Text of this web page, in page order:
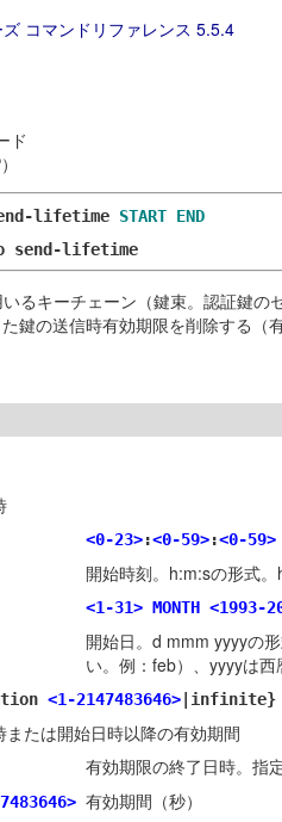
コマンドリファレンス 5.5.4
ド
lifetime START END
send-lifetime
るキーチェーン（鍵束。認証鍵
鍵の送信時有効期限を削除する（
<0-23>:<0-59>:<0-59>
開始時刻。h:m:sの形式
<1-31> MONTH <1993-
開始日。d mmm yyyyの
い。例：feb）、yyyyは
<1-2147483646> |infinite}
たは開始日時以降の有効期間
有効期限の終了日時。指
有効期間（秒）